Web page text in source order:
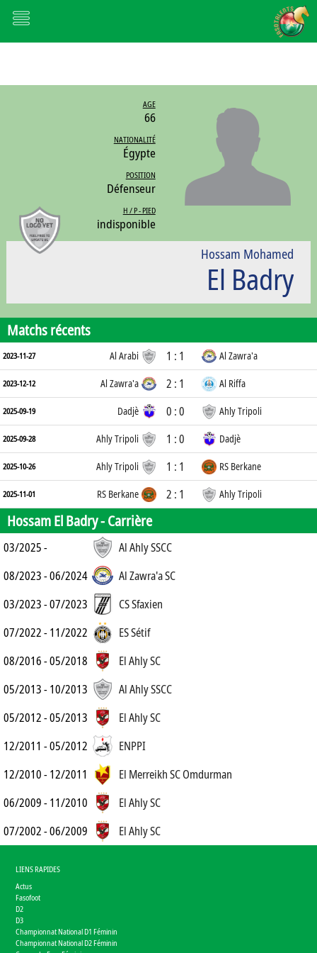
AGE
66
NATIONALITÉ
Égypte
POSITION
Défenseur
H / P - PIED
indisponible
Hossam Mohamed
El Badry
Matchs récents
2023-11-27 Al Arabi 1 : 1 Al Zawra'a
2023-12-12 Al Zawra'a 2 : 1 Al Riffa
2025-09-19 Dadjè 0 : 0 Ahly Tripoli
2025-09-28 Ahly Tripoli 1 : 0 Dadjè
2025-10-26 Ahly Tripoli 1 : 1 RS Berkane
2025-11-01 RS Berkane 2 : 1 Ahly Tripoli
Hossam El Badry -Carrière
03/2025 -
Al Ahly SSCC
08/2023 - 06/2024
Al Zawra'a SC
03/2023 - 07/2023
CS Sfaxien
07/2022 - 11/2022
ES Sétif
08/2016 - 05/2018
El Ahly SC
05/2013 - 10/2013
Al Ahly SSCC
05/2012 - 05/2013
El Ahly SC
12/2011 - 05/2012
ENPPI
12/2010 - 12/2011
El Merreikh SC Omdurman
06/2009 - 11/2010
El Ahly SC
07/2002 - 06/2009
El Ahly SC
LIENS RAPIDES
Actus
Fasofoot
D2
D3
Championnat National D1 Féminin
Championnat National D2 Féminin